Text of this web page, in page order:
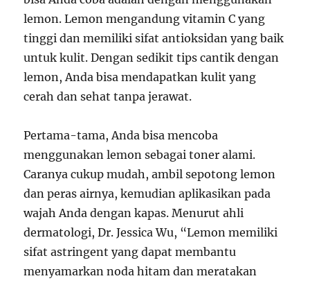
lemon. Lemon mengandung vitamin C yang
tinggi dan memiliki sifat antioksidan yang baik
untuk kulit. Dengan sedikit tips cantik dengan
lemon, Anda bisa mendapatkan kulit yang
cerah dan sehat tanpa jerawat.
Pertama-tama, Anda bisa mencoba
menggunakan lemon sebagai toner alami.
Caranya cukup mudah, ambil sepotong lemon
dan peras airnya, kemudian aplikasikan pada
wajah Anda dengan kapas. Menurut ahli
dermatologi, Dr. Jessica Wu, “Lemon memiliki
sifat astringent yang dapat membantu
menyamarkan noda hitam dan meratakan